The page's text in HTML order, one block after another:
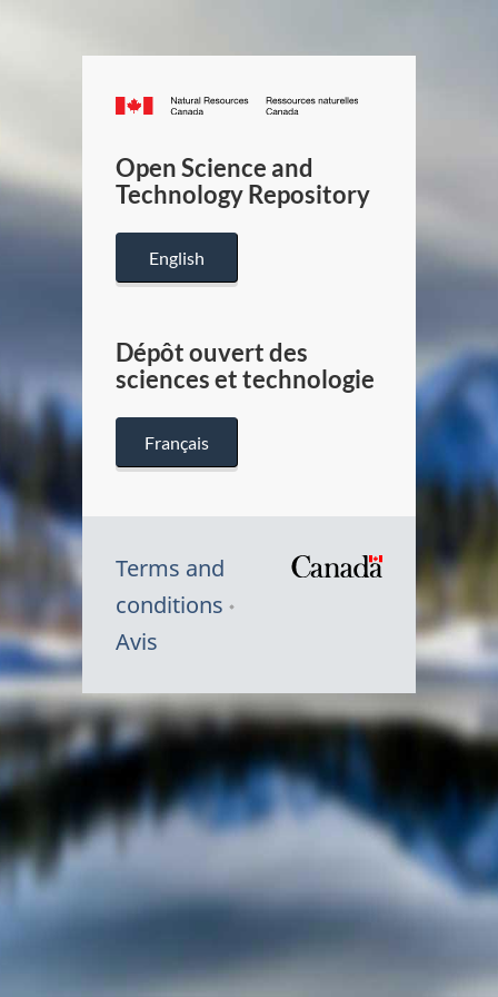
Canada.ca
/
Canada
Open Science and
Technology Repository
English
Dépôt ouvert des
sciences et technologie
Français
Terms and
conditions
Avis
Symbole
du
Canada